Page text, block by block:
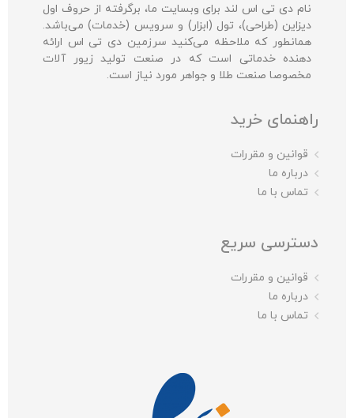
نام دی تی اس لند برای وبسایت ما، برگرفته از حروف اول
دیزاین (طراحی)، تول (ابزار) و سرویس (خدمات) می‌باشد.
همانطور که ملاحظه می‌کنید سرزمین دی تی اس ارائه
دهنده خدماتی است که در صنعت تولید زیور آلات
مخصوصا صنعت طلا و جواهر مورد نیاز است.
راهنمای خرید
قوانین و مقررات
درباره ما
تماس با ما
دسترسی سریع
قوانین و مقررات
درباره ما
تماس با ما